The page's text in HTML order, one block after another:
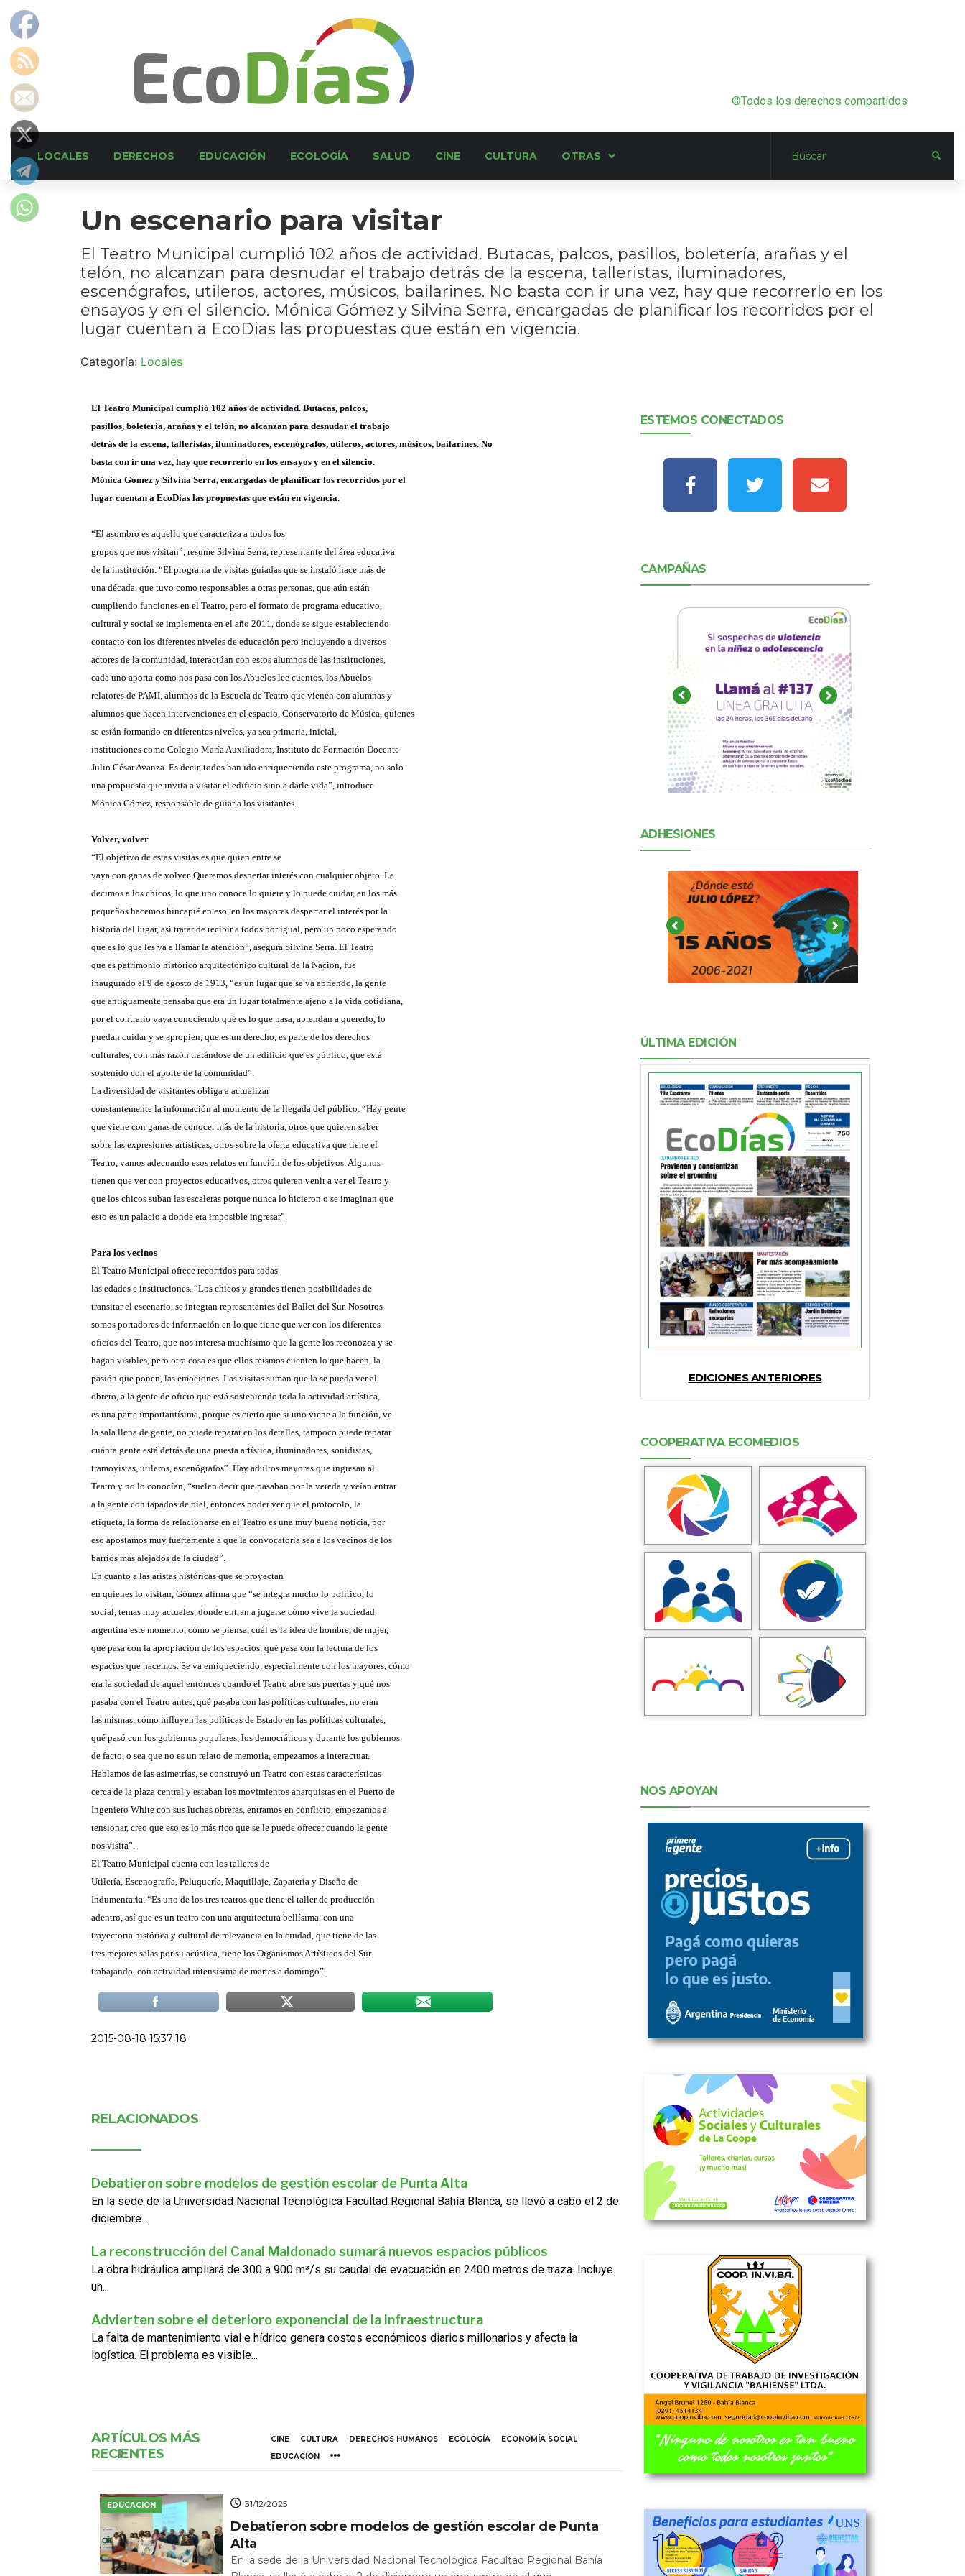
©Todos los derechos compartidos
LOCALES DERECHOS EDUCACIÓN ECOLOGÍA SALUD CINE CULTURA OTRAS
Un escenario para visitar
El Teatro Municipal cumplió 102 años de actividad. Butacas, palcos, pasillos, boletería, arañas y el
telón, no alcanzan para desnudar el trabajo detrás de la escena, talleristas, iluminadores,
escenógrafos, utileros, actores, músicos, bailarines. No basta con ir una vez, hay que recorrerlo en los
ensayos y en el silencio. Mónica Gómez y Silvina Serra, encargadas de planificar los recorridos por el
lugar cuentan a EcoDias las propuestas que están en vigencia.
Categoría: Locales
El Teatro Municipal cumplió 102 años de actividad. Butacas, palcos,
pasillos, boletería, arañas y el telón, no alcanzan para desnudar el trabajo
detrás de la escena, talleristas, iluminadores, escenógrafos, utileros, actores, músicos, bailarines. No
basta con ir una vez, hay que recorrerlo en los ensayos y en el silencio.
Mónica Gómez y Silvina Serra, encargadas de planificar los recorridos por el
lugar cuentan a EcoDias las propuestas que están en vigencia.
“El asombro es aquello que caracteriza a todos los
grupos que nos visitan”, resume Silvina Serra, representante del área educativa
de la institución. “El programa de visitas guiadas que se instaló hace más de
una década, que tuvo como responsables a otras personas, que aún están
cumpliendo funciones en el Teatro, pero el formato de programa educativo,
cultural y social se implementa en el año 2011, donde se sigue estableciendo
contacto con los diferentes niveles de educación pero incluyendo a diversos
actores de la comunidad, interactúan con estos alumnos de las instituciones,
cada uno aporta como nos pasa con los Abuelos lee cuentos, los Abuelos
relatores de PAMI, alumnos de la Escuela de Teatro que vienen con alumnas y
alumnos que hacen intervenciones en el espacio, Conservatorio de Música, quienes
se están formando en diferentes niveles, ya sea primaria, inicial,
instituciones como Colegio María Auxiliadora, Instituto de Formación Docente
Julio César Avanza. Es decir, todos han ido enriqueciendo este programa, no solo
una propuesta que invita a visitar el edificio sino a darle vida”, introduce
Mónica Gómez, responsable de guiar a los visitantes.
Volver, volver
“El objetivo de estas visitas es que quien entre se
vaya con ganas de volver. Queremos despertar interés con cualquier objeto. Le
decimos a los chicos, lo que uno conoce lo quiere y lo puede cuidar, en los más
pequeños hacemos hincapié en eso, en los mayores despertar el interés por la
historia del lugar, así tratar de recibir a todos por igual, pero un poco esperando
que es lo que les va a llamar la atención”, asegura Silvina Serra. El Teatro
que es patrimonio histórico arquitectónico cultural de la Nación, fue
inaugurado el 9 de agosto de 1913, “es un lugar que se va abriendo, la gente
que antiguamente pensaba que era un lugar totalmente ajeno a la vida cotidiana,
por el contrario vaya conociendo qué es lo que pasa, aprendan a quererlo, lo
puedan cuidar y se apropien, que es un derecho, es parte de los derechos
culturales, con más razón tratándose de un edificio que es público, que está
sostenido con el aporte de la comunidad”.
La diversidad de visitantes obliga a actualizar
constantemente la información al momento de la llegada del público. “Hay gente
que viene con ganas de conocer más de la historia, otros que quieren saber
sobre las expresiones artísticas, otros sobre la oferta educativa que tiene el
Teatro, vamos adecuando esos relatos en función de los objetivos. Algunos
tienen que ver con proyectos educativos, otros quieren venir a ver el Teatro y
que los chicos suban las escaleras porque nunca lo hicieron o se imaginan que
esto es un palacio a donde era imposible ingresar”.
Para los vecinos
El Teatro Municipal ofrece recorridos para todas
las edades e instituciones. “Los chicos y grandes tienen posibilidades de
transitar el escenario, se integran representantes del Ballet del Sur. Nosotros
somos portadores de información en lo que tiene que ver con los diferentes
oficios del Teatro, que nos interesa muchísimo que la gente los reconozca y se
hagan visibles, pero otra cosa es que ellos mismos cuenten lo que hacen, la
pasión que ponen, las emociones. Las visitas suman que la se pueda ver al
obrero, a la gente de oficio que está sosteniendo toda la actividad artística,
es una parte importantísima, porque es cierto que si uno viene a la función, ve
la sala llena de gente, no puede reparar en los detalles, tampoco puede reparar
cuánta gente está detrás de una puesta artística, iluminadores, sonidistas,
tramoyistas, utileros, escenógrafos”. Hay adultos mayores que ingresan al
Teatro y no lo conocían, “suelen decir que pasaban por la vereda y veían entrar
a la gente con tapados de piel, entonces poder ver que el protocolo, la
etiqueta, la forma de relacionarse en el Teatro es una muy buena noticia, por
eso apostamos muy fuertemente a que la convocatoria sea a los vecinos de los
barrios más alejados de la ciudad”.
En cuanto a las aristas históricas que se proyectan
en quienes lo visitan, Gómez afirma que “se integra mucho lo político, lo
social, temas muy actuales, donde entran a jugarse cómo vive la sociedad
argentina este momento, cómo se piensa, cuál es la idea de hombre, de mujer,
qué pasa con la apropiación de los espacios, qué pasa con la lectura de los
espacios que hacemos. Se va enriqueciendo, especialmente con los mayores, cómo
era la sociedad de aquel entonces cuando el Teatro abre sus puertas y qué nos
pasaba con el Teatro antes, qué pasaba con las políticas culturales, no eran
las mismas, cómo influyen las políticas de Estado en las políticas culturales,
qué pasó con los gobiernos populares, los democráticos y durante los gobiernos
de facto, o sea que no es un relato de memoria, empezamos a interactuar.
Hablamos de las asimetrías, se construyó un Teatro con estas características
cerca de la plaza central y estaban los movimientos anarquistas en el Puerto de
Ingeniero White con sus luchas obreras, entramos en conflicto, empezamos a
tensionar, creo que eso es lo más rico que se le puede ofrecer cuando la gente
nos visita”.
El Teatro Municipal cuenta con los talleres de
Utilería, Escenografía, Peluquería, Maquillaje, Zapatería y Diseño de
Indumentaria. “Es uno de los tres teatros que tiene el taller de producción
adentro, así que es un teatro con una arquitectura bellísima, con una
trayectoria histórica y cultural de relevancia en la ciudad, que tiene de las
tres mejores salas por su acústica, tiene los Organismos Artísticos del Sur
trabajando, con actividad intensísima de martes a domingo”.
2015-08-18 15:37:18
RELACIONADOS
Debatieron sobre modelos de gestión escolar de Punta Alta
En la sede de la Universidad Nacional Tecnológica Facultad Regional Bahía Blanca, se llevó a cabo el 2 de
diciembre...
La reconstrucción del Canal Maldonado sumará nuevos espacios públicos
La obra hidráulica ampliará de 300 a 900 m³/s su caudal de evacuación en 2400 metros de traza. Incluye
un...
Advierten sobre el deterioro exponencial de la infraestructura
La falta de mantenimiento vial e hídrico genera costos económicos diarios millonarios y afecta la
logística. El problema es visible...
ARTÍCULOS MÁS
RECIENTES
CINE CULTURA DERECHOS HUMANOS ECOLOGÍA
ECONOMÍA SOCIAL
EDUCACIÓN
EDUCACIÓN 31/12/2025
Debatieron sobre modelos de gestión escolar de Punta
Alta
En la sede de la Universidad Nacional Tecnológica Facultad Regional Bahía
ESTEMOS CONECTADOS
CAMPAÑAS
ADHESIONES
ÚLTIMA EDICIÓN
EDICIONES ANTERIORES
COOPERATIVA ECOMEDIOS
NOS APOYAN